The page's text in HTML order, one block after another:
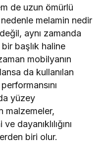
de uzun ömürlü
melamin nedir
aynı zamanda
başlık haline
mobilyanın
da kullanılan
yüzey
malzemeler,
dayanıklılığını
biri olur.